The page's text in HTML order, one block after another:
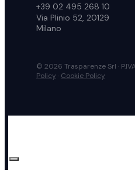
+39 02 495 268 10
Via Plinio 52, 20129
Milano
© 2026 Trasparenze Srl ·
Policy · Cookie Policy